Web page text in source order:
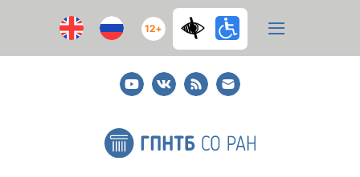
12+
YoutubeВКонтакте
RSS
E-
mail
подписка